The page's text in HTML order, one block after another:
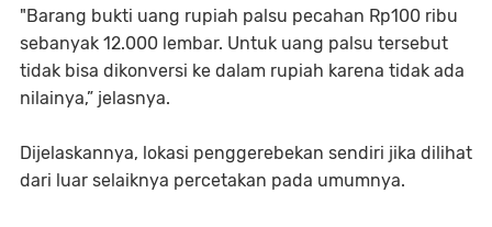
"Barang bukti uang rupiah palsu pecahan Rp100 ribu
sebanyak 12.000 lembar. Untuk uang palsu tersebut
tidak bisa dikonversi ke dalam rupiah karena tidak ada
nilainya,” jelasnya.
Dijelaskannya, lokasi penggerebekan sendiri jika dilihat
dari luar selaiknya percetakan pada umumnya.